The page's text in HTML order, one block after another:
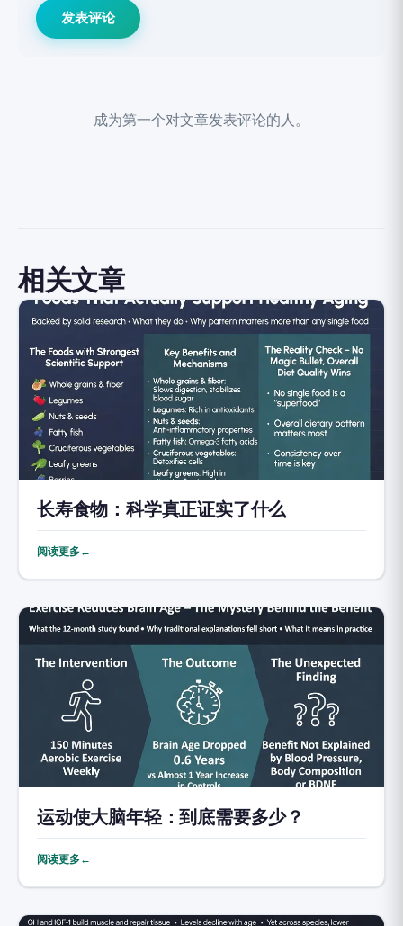
发表评论
成为第一个对文章发表评论的人。
相关文章
长寿食物：科学真正证实了什么
阅读更多←
运动使大脑年轻：到底需要多少？
阅读更多←